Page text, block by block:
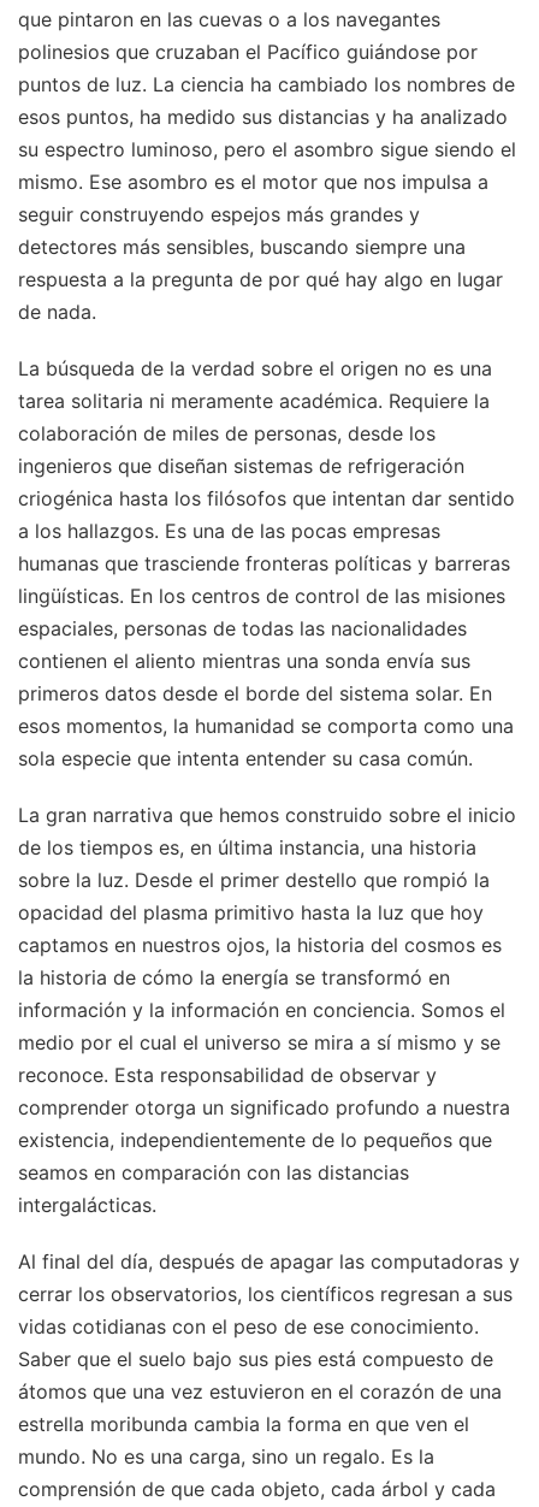
que pintaron en las cuevas o a los navegantes
polinesios que cruzaban el Pacífico guiándose por
puntos de luz. La ciencia ha cambiado los nombres de
esos puntos, ha medido sus distancias y ha analizado
su espectro luminoso, pero el asombro sigue siendo el
mismo. Ese asombro es el motor que nos impulsa a
seguir construyendo espejos más grandes y
detectores más sensibles, buscando siempre una
respuesta a la pregunta de por qué hay algo en lugar
de nada.
La búsqueda de la verdad sobre el origen no es una
tarea solitaria ni meramente académica. Requiere la
colaboración de miles de personas, desde los
ingenieros que diseñan sistemas de refrigeración
criogénica hasta los filósofos que intentan dar sentido
a los hallazgos. Es una de las pocas empresas
humanas que trasciende fronteras políticas y barreras
lingüísticas. En los centros de control de las misiones
espaciales, personas de todas las nacionalidades
contienen el aliento mientras una sonda envía sus
primeros datos desde el borde del sistema solar. En
esos momentos, la humanidad se comporta como una
sola especie que intenta entender su casa común.
La gran narrativa que hemos construido sobre el inicio
de los tiempos es, en última instancia, una historia
sobre la luz. Desde el primer destello que rompió la
opacidad del plasma primitivo hasta la luz que hoy
captamos en nuestros ojos, la historia del cosmos es
la historia de cómo la energía se transformó en
información y la información en conciencia. Somos el
medio por el cual el universo se mira a sí mismo y se
reconoce. Esta responsabilidad de observar y
comprender otorga un significado profundo a nuestra
existencia, independientemente de lo pequeños que
seamos en comparación con las distancias
intergalácticas.
Al final del día, después de apagar las computadoras y
cerrar los observatorios, los científicos regresan a sus
vidas cotidianas con el peso de ese conocimiento.
Saber que el suelo bajo sus pies está compuesto de
átomos que una vez estuvieron en el corazón de una
estrella moribunda cambia la forma en que ven el
mundo. No es una carga, sino un regalo. Es la
comprensión de que cada objeto, cada árbol y cada